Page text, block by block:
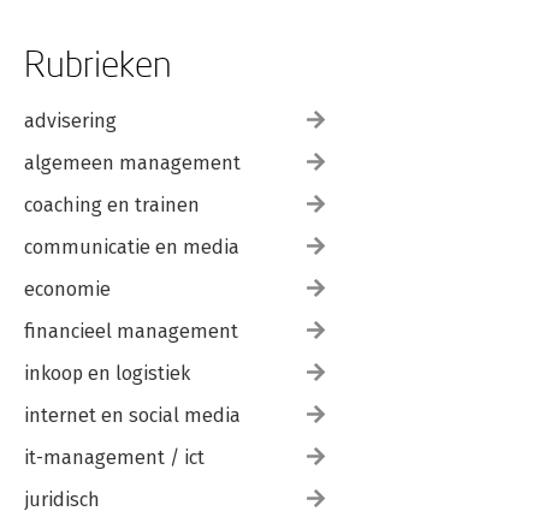
Voorbeeld 4 Cold Case online 206
You win! 213
TIPS OM VERDER TE LEZEN, KIJKEN & SPELEN 215
Rubrieken
advisering
algemeen management
coaching en trainen
communicatie en media
economie
financieel management
inkoop en logistiek
internet en social media
it-management / ict
juridisch